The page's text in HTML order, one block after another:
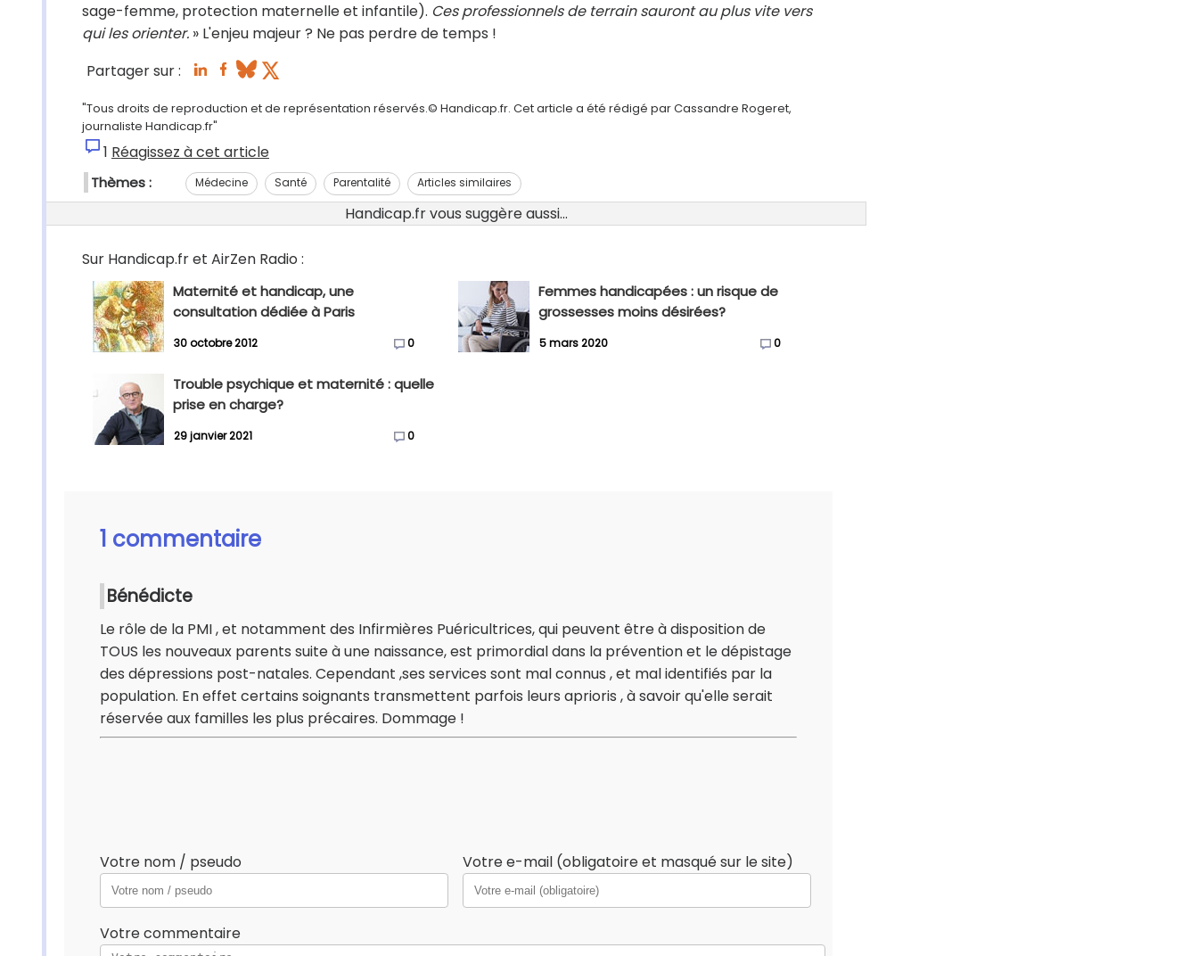
sage-femme, protection maternelle et infantile). Ces professionnels de terrain sauront au plus vite vers
qui les orienter. » L'enjeu majeur ? Ne pas perdre de temps !
Partager sur :
"Tous droits de reproduction et de représentation réservés.© Handicap.fr. Cet article a été rédigé par Cassandre Rogeret,
journaliste Handicap.fr"
1 Réagissez à cet article
Thèmes : Médecine Santé Parentalité Articles similaires
Handicap.fr vous suggère aussi...
Sur Handicap.fr et AirZen Radio :
Maternité et handicap, une
consultation dédiée à Paris
30 octobre 2012 0
Femmes handicapées : un risque de
grossesses moins désirées?
5 mars 2020 0
Trouble psychique et maternité : quelle
prise en charge?
29 janvier 2021 0
1 commentaire
Bénédicte
Le rôle de la PMI , et notamment des Infirmières Puéricultrices, qui peuvent être à disposition de
TOUS les nouveaux parents suite à une naissance, est primordial dans la prévention et le dépistage
des dépressions post-natales. Cependant ,ses services sont mal connus , et mal identifiés par la
population. En effet certains soignants transmettent parfois leurs aprioris , à savoir qu'elle serait
réservée aux familles les plus précaires. Dommage !
Votre nom / pseudo Votre e-mail (obligatoire et masqué sur le site)
Votre commentaire